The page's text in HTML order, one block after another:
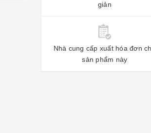
giản
Nhà cung cấp xuất hóa đơn
sản phẩm này